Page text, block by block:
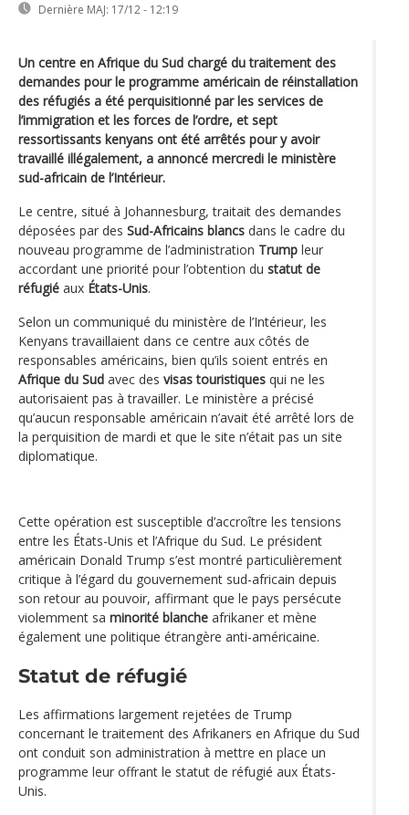
Dernière MAJ: 17/12 - 12:19
Un centre en Afrique du Sud chargé du traitement des
demandes pour le programme américain de réinstallation
des réfugiés a été perquisitionné par les services de
l’immigration et les forces de l’ordre, et sept
ressortissants kenyans ont été arrêtés pour y avoir
travaillé illégalement, a annoncé mercredi le ministère
sud-africain de l’Intérieur.
Le centre, situé à Johannesburg, traitait des demandes
déposées par des Sud-Africains blancs dans le cadre du
nouveau programme de l’administration Trump leur
accordant une priorité pour l’obtention du statut de
réfugié aux États-Unis.
Selon un communiqué du ministère de l’Intérieur, les
Kenyans travaillaient dans ce centre aux côtés de
responsables américains, bien qu’ils soient entrés en
Afrique du Sud avec des visas touristiques qui ne les
autorisaient pas à travailler. Le ministère a précisé
qu’aucun responsable américain n’avait été arrêté lors de
la perquisition de mardi et que le site n’était pas un site
diplomatique.
Cette opération est susceptible d’accroître les tensions
entre les États-Unis et l’Afrique du Sud. Le président
américain Donald Trump s’est montré particulièrement
critique à l’égard du gouvernement sud-africain depuis
son retour au pouvoir, affirmant que le pays persécute
violemment sa minorité blanche afrikaner et mène
également une politique étrangère anti-américaine.
Statut de réfugié
Les affirmations largement rejetées de Trump
concernant le traitement des Afrikaners en Afrique du Sud
ont conduit son administration à mettre en place un
programme leur offrant le statut de réfugié aux États-
Unis.